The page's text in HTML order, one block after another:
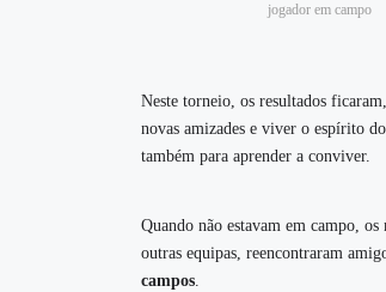
jogador em campo
Neste torneio, os resultados
novas amizades e viver o espírito do
também para aprender a conviver.
Quando não estavam em campo,
outras equipas, reencontraram
campos.